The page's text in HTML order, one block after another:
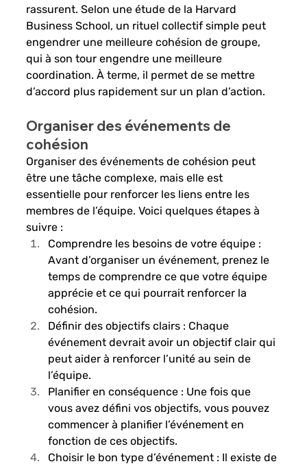
rassurent. Selon une étude de la Harvard
Business School, un rituel collectif simple peut
engendrer une meilleure cohésion de groupe,
qui à son tour engendre une meilleure
coordination. À terme, il permet de se mettre
d’accord plus rapidement sur un plan d’action.
Organiser des événements de
cohésion
Organiser des événements de cohésion peut
être une tâche complexe, mais elle est
essentielle pour renforcer les liens entre les
membres de l’équipe. Voici quelques étapes à
suivre :
Comprendre les besoins de votre équipe :
Avant d’organiser un événement, prenez le
temps de comprendre ce que votre équipe
apprécie et ce qui pourrait renforcer la
cohésion.
Définir des objectifs clairs : Chaque
événement devrait avoir un objectif clair qui
peut aider à renforcer l’unité au sein de
l’équipe.
Planifier en conséquence : Une fois que
vous avez défini vos objectifs, vous pouvez
commencer à planifier l’événement en
fonction de ces objectifs.
Choisir le bon type d’événement : Il existe de